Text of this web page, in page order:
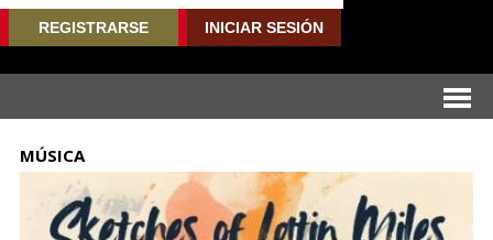
REGISTRARSE INICIAR SESIÓN
MÚSICA